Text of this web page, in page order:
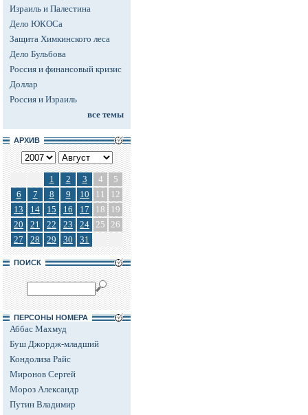
Израиль и Палестина
Дело ЮКОСа
Защита Химкинского леса
Дело Бульбова
Россия и финансовый кризис
Доллар
Россия и Израиль
все темы
АРХИВ
1 2 3 4
5
6
7 8 9 10 11
12
13
14 15 16 17 18
19
20
21 22 23 24 25 26
27
28 29 30 31
ПОИСК
ПЕРСОНЫ НОМЕРА
Аббас Махмуд
Буш Джордж-младший
Кондолиза Райс
Миронов Сергей
Мороз Александр
Путин Владимир